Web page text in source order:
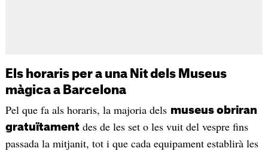
Els horaris per a una Nit dels Museus
màgica a Barcelona
Pel que fa als horaris, la majoria dels museus obriran
gratuïtamentdes de les set o les vuit del vespre fins
passada la mitjanit, tot i que cada equipament establirà les